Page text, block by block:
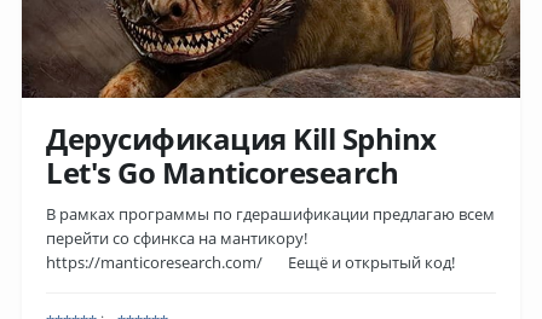
Дерусификация Kill Sphinx
Let's Go Manticoresearch
В рамках программы по гдерашификации предлагаю всем
перейти со сфинкса на мантикору!
https://manticoresearch.com/ Еещё и открытый код!